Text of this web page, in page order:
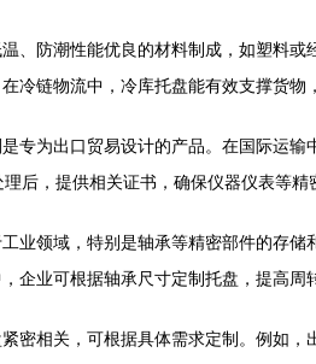
、防潮性能优良的材料制成，如塑料
冷链物流中，冷库托盘能有效支撑货物
专为出口贸易设计的产品。在国际运
后，提供相关证书，确保仪器仪表等
业领域，特别是轴承等精密部件的存
企业可根据轴承尺寸定制托盘，提高周
密相关，可根据具体需求定制。例如